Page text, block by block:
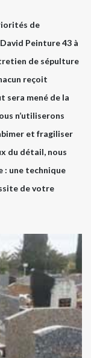
de
Peinture 43 à
de sépulture
reçoit
sera mené de la
n’utiliserons
et fragiliser
du détail, nous
: une technique
de votre